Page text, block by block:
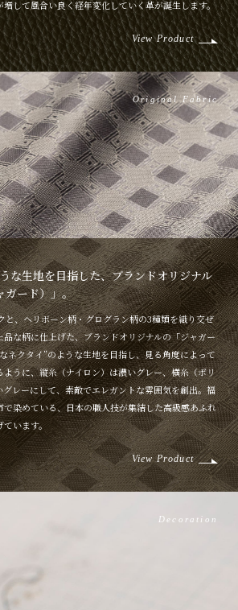
して風合い良く経年変化していく革が誕生します。
View Product
Original Fabric
な生地を目指した、ブランドオリジナル
ード）」。
、ヘリボーン柄・グログラン柄の3種類を織り交ぜ
な柄に仕上げた、ブランドオリジナルの「ジャガー
ネクタイ”のような生地を目指し、見る角度によって
うに、縦糸（ナイロン）は濃いグレー、横糸（ポリ
レーにして、素敵でエレガントな雰囲気を創出。福
染めている、日本の職人技が集結した高級感あふれ
います。
View Product
Decoration